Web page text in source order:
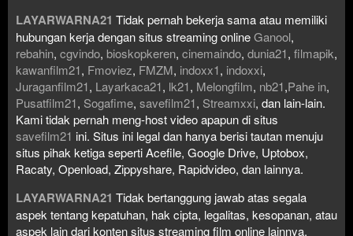
LAYARWARNA21 Tidak pernah bekerja sama atau memiliki
hubungan kerja dengan situs streaming onlineGanool,
rebahin, cgvindo, bioskopkeren, cinemaindo, dunia21, filmapik,
kawanfilm21, Fmoviez, FMZM, indoxx1, indoxxi,
Juraganfilm21, Layarkaca21, lk21, Melongfilm, nb21,Pahe in,
Pusatfilm21, Sogafime, savefilm21, Streamxxi, dan lain-lain.
Kami tidak pernah meng-host video apapun di situs
savefilm21 ini. Situs ini legal dan hanya berisi tautan menuju
situs pihak ketiga seperti Acefile, Google Drive, Uptobox,
Racaty, Openload, Zippyshare, Rapidvideo, dan lainnya.
LAYARWARNA21 Tidak bertanggung jawab atas segala
aspek tentang kepatuhan, hak cipta, legalitas, kesopanan, atau
aspek lain dari konten situs streaming film online lainnya.